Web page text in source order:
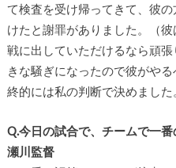
て検査を受け帰ってきて、彼
けたと謝罪がありました。（
戦に出していただけるなら頑
きな騒ぎになったので彼がや
終的には私の判断で決めました
Q.今日の試合で、チームで一番
瀬川監督